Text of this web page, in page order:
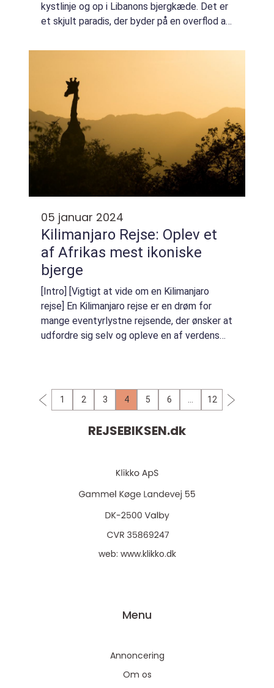
kystlinje og op i Libanons bjergkæde. Det er
et skjult paradis, der byder på en overflod af
lækker mad og en venlig befolknin...
05 januar 2024
Kilimanjaro Rejse: Oplev et
af Afrikas mest ikoniske
bjerge
[Intro] [Vigtigt at vide om en Kilimanjaro
rejse] En Kilimanjaro rejse er en drøm for
mange eventyrlystne rejsende, der ønsker at
udfordre sig selv og opleve en af verdens
1 2 3 4 5 6 12
REJSEBIKSEN.dk
web: www.klikko.dk
Menu
Annoncering
Om os